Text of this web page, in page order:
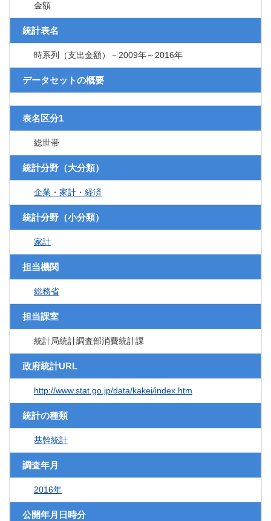
金額
統計表名
時系列（支出金額）－2009年～2016年
データセットの概要
表名区分1
総世帯
統計分野（大分類）
企業・家計・経済
統計分野（小分類）
家計
担当機関
総務省
担当課室
統計局統計調査部消費統計課
政府統計URL
http://www.stat.go.jp/data/kakei/index.htm
統計の種類
基幹統計
調査年月
2016年
公開年月日時分